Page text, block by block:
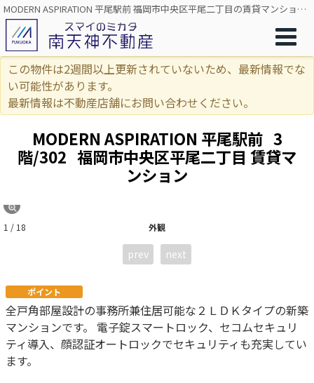
MODERN ASPIRATION 平尾駅前 福岡市中央区平尾二丁目の賃貸マンション（2LDK・西鉄平尾駅徒歩5分）[2111]
この物件は2週間以上更新されていないため、最新情報でな
い可能性があります。
最新情報は不動産店舗にお問い合わせください。
MODERN ASPIRATION 平尾駅前 3
階/302 福岡市中央区平尾二丁目 賃貸マ
ンション
外観
1 / 18
prev next
ポイント
全戸角部屋設計の事務所兼住居可能な２ＬＤＫタイプの新築
マンションです。 電子錠スマートロック、セコムセキュリ
ティ導入、顔認証オートロックでセキュリティも充実してい
ます。